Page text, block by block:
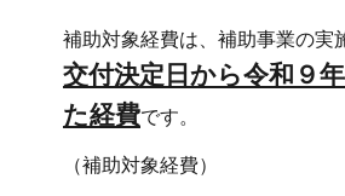
補助対象経費は、補助事業の実
交付決定日から令和９
た経費です。
（補助対象経費）